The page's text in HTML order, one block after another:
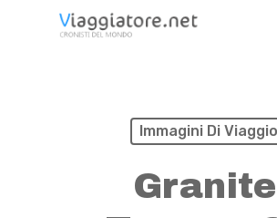
Immagini Di Viaggio
Granite